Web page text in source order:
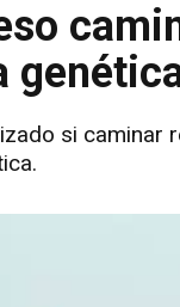
si caminar